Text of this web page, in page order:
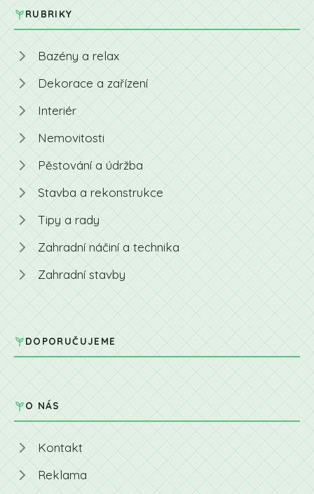
RUBRIKY
Bazény a relax
Dekorace a zařízení
Interiér
Nemovitosti
Pěstování a údržba
Stavba a rekonstrukce
Tipy a rady
Zahradní náčiní a technika
Zahradní stavby
DOPORUČUJEME
O NÁS
Kontakt
Reklama